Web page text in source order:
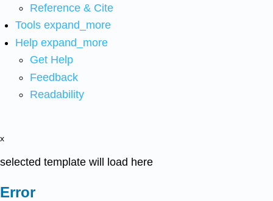
Reference & Cite
Tools expand_more
Help expand_more
Get Help
Feedback
Readability
x
selected template will load here
Error